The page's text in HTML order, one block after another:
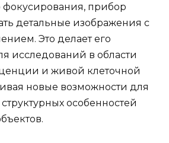
фокусирования, прибор
детальные изображения с
Это делает его
исследований в области
и живой клеточной
новые возможности для
особенностей